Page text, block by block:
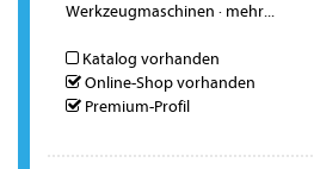
Werkzeugmaschinen · mehr...
Katalog vorhanden
Online-Shop vorhanden
Premium-Profil